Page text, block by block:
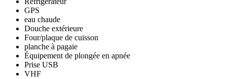
GPS
eau chaude
Douche extérieure
Four/plaque de cuisson
planche à pagaie
Équipement de plongée en apnée
Prise USB
VHF